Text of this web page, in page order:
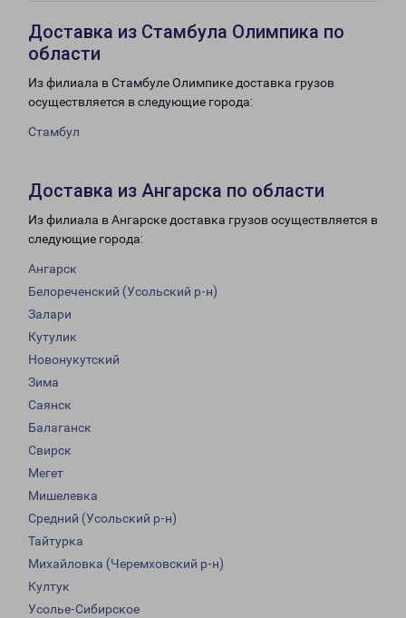
Доставка из Стамбула Олимпика по
области
Из филиала в Стамбуле Олимпике доставка грузов
осуществляется в следующие города:
Стамбул
Доставка из Ангарска по области
Из филиала в Ангарске доставка грузов осуществляется в
следующие города:
Ангарск
Белореченский (Усольский р-н)
Залари
Кутулик
Новонукутский
Зима
Саянск
Балаганск
Свирск
Мегет
Мишелевка
Средний (Усольский р-н)
Тайтурка
Михайловка (Черемховский р-н)
Култук
Усолье-Сибирское